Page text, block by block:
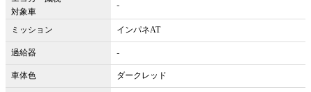
対象車
-
ミッション インパネAT
過給器 -
車体色 ダークレッド